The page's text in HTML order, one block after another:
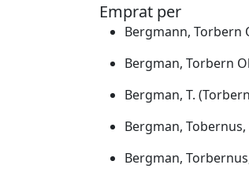
Emprat per
Bergmann, Torbern
Bergman, Torbern
Bergman, T.
Bergman, Tobernus,
Bergman,